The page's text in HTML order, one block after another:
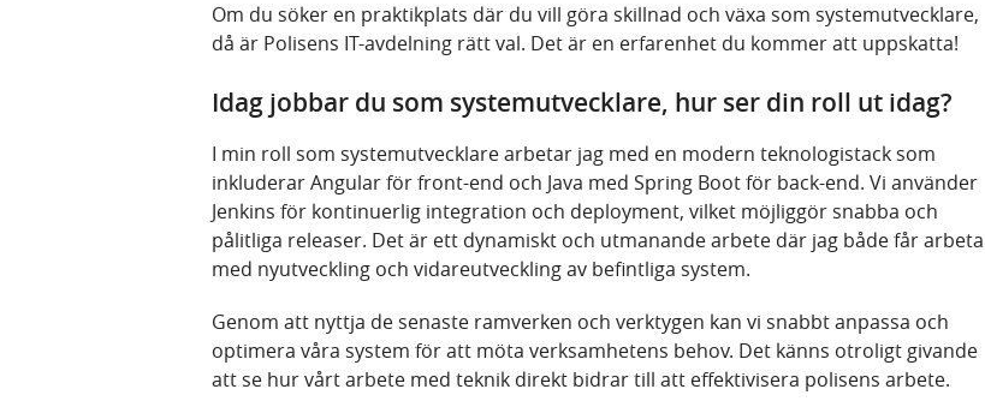
Om du söker en praktikplats där du vill göra skillnad och växa som systemutvecklare,
då är Polisens IT-avdelning rätt val. Det är en erfarenhet du kommer att uppskatta!
Idag jobbar du som systemutvecklare, hur ser din roll ut idag?
I min roll som systemutvecklare arbetar jag med en modern teknologistack som
inkluderar Angular för front-end och Java med Spring Boot för back-end. Vi använder
Jenkins för kontinuerlig integration och deployment, vilket möjliggör snabba och
pålitliga releaser. Det är ett dynamiskt och utmanande arbete där jag både får arbeta
med nyutveckling och vidareutveckling av befintliga system.
Genom att nyttja de senaste ramverken och verktygen kan vi snabbt anpassa och
optimera våra system för att möta verksamhetens behov. Det känns otroligt givande
att se hur vårt arbete med teknik direkt bidrar till att effektivisera polisens arbete.